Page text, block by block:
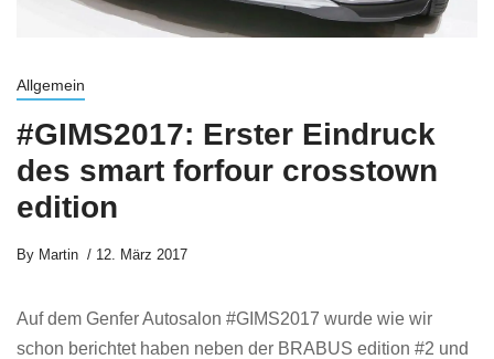
Allgemein
#GIMS2017: Erster Eindruck
des smart forfour crosstown
edition
By Martin 12. März 2017
Auf dem Genfer Autosalon #GIMS2017 wurde wie wir
schon berichtet haben neben der BRABUS edition #2 und